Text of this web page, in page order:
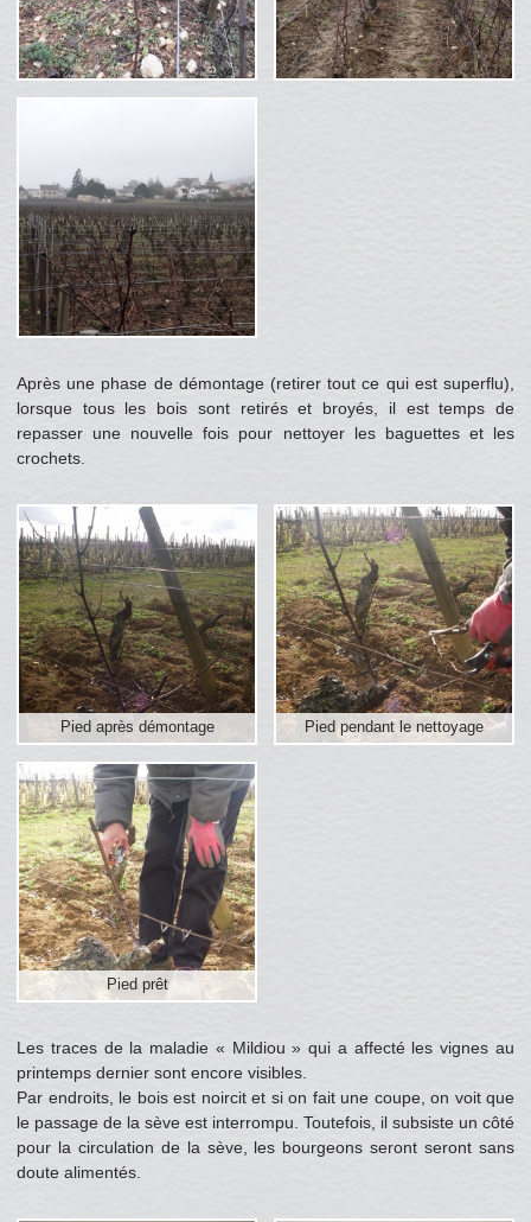
Après une phase de démontage (retirer tout ce qui est superflu),
lorsque tous les bois sont retirés et broyés, il est temps de
repasser une nouvelle fois pour nettoyer les baguettes et les
crochets.
Pied après démontage Pied pendant le nettoyage
Pied prêt
Les traces de la maladie « Mildiou » qui a affecté les vignes au
printemps dernier sont encore visibles.
Par endroits, le bois est noircit et si on fait une coupe, on voit que
le passage de la sève est interrompu. Toutefois, il subsiste un côté
pour la circulation de la sève, les bourgeons seront seront sans
doute alimentés.